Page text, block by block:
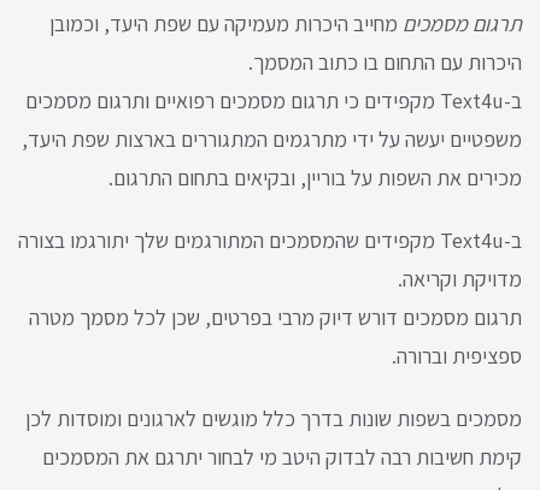
תרגום מסמכים מחייב היכרות מעמיקה עם שפת היעד, וכמובן
היכרות עם התחום בו כתוב המסמך.
ב-Text4u מקפידים כי תרגום מסמכים רפואיים ותרגום מסמכים
משפטיים יעשה על ידי מתרגמים המתגוררים בארצות שפת היעד,
מכירים את השפות על בוריין, ובקיאים בתחום התרגום.
ב-Text4u מקפידים שהמסמכים המתורגמים שלך יתורגמו בצורה
מדויקת וקריאה.
תרגום מסמכים דורש דיוק מרבי בפרטים, שכן לכל מסמך מטרה
ספציפית וברורה.
מסמכים בשפות שונות בדרך כלל מוגשים לארגונים ומוסדות לכן
קימת חשיבות רבה לבדוק היטב מי לבחור יתרגם את המסמכים